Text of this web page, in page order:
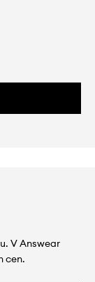
V Answear
cen.